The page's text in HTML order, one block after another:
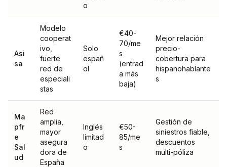
o
Asi
sa
Modelo
cooperat
ivo,
fuerte
red de
especiali
stas
Solo
españ
ol
€40-
70/me
s
(entrad
a más
baja)
Mejor relación
precio-
cobertura para
hispanohablante
s
Ma
pfr
e
Sal
ud
Red
amplia,
mayor
asegura
dora de
España
Inglés
limitad
o
€50-
85/me
s
Gestión de
siniestros fiable,
descuentos
multi-póliza